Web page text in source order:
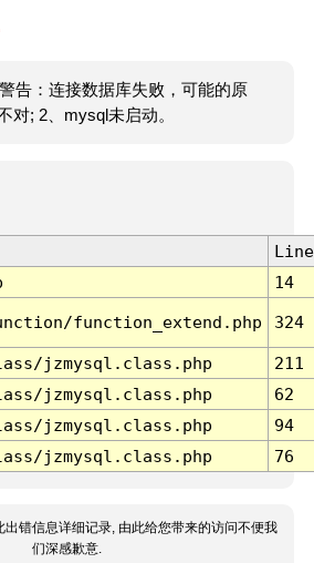
告：连接数据库失败，可能的原
对; 2、mysql未启动。
Line
14
function_extend.php 324
jzmysql.class.php
211
jzmysql.class.php
62
jzmysql.class.php
94
jzmysql.class.php 76
出错信息详细记录, 由此给您带来的访问不便我
们深感歉意.